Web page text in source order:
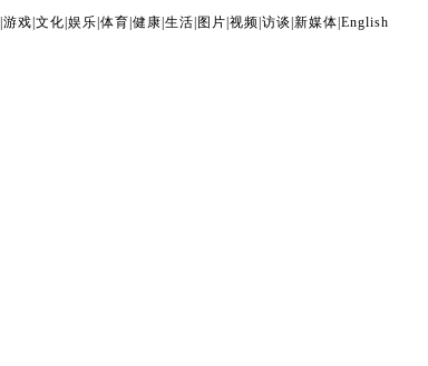
游戏 文化 娱乐 体育 健康 生活 图片 视频 访谈 新媒体 English